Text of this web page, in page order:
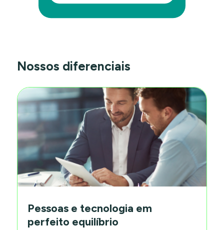
Nossos diferenciais
Pessoas e tecnologia em
perfeito equilíbrio